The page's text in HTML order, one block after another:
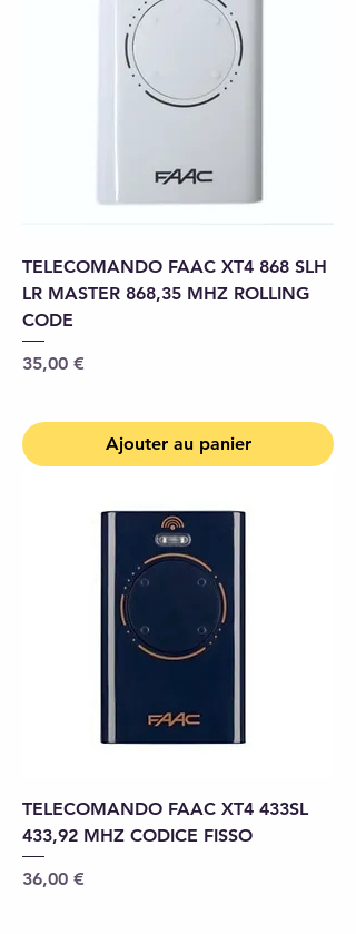
TELECOMANDO FAAC XT4 868 SLH
LR MASTER 868,35 MHZ ROLLING
CODE
Prix
35,00 €
Ajouter au panier
TELECOMANDO FAAC XT4 433SL
433,92 MHZ CODICE FISSO
Prix
36,00 €